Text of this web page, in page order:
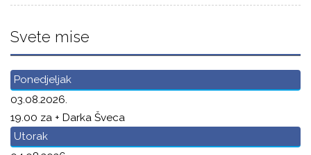
Svete mise
Ponedjeljak
03.08.2026.
19.00 za + Darka Šveca
Utorak